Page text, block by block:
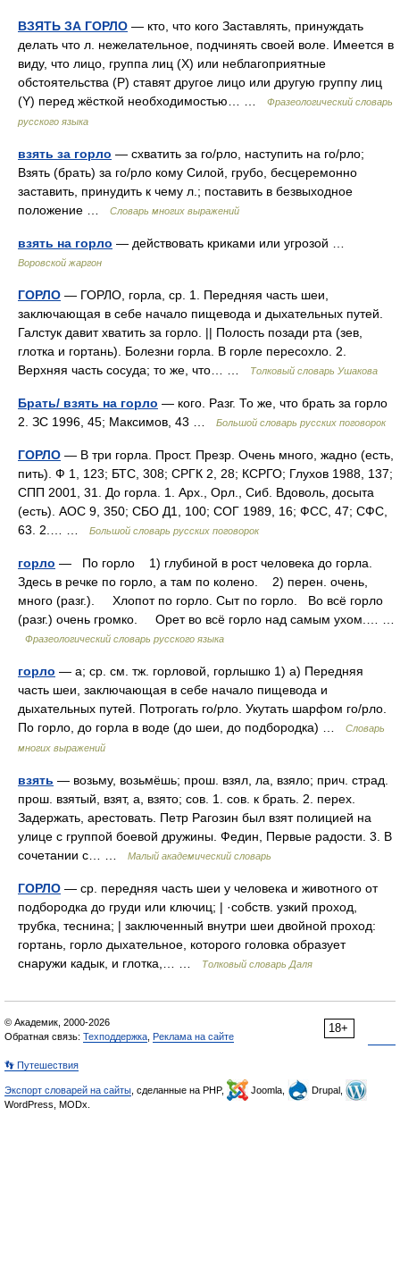
ВЗЯТЬ ЗА ГОРЛО — кто, что кого Заставлять, принуждать
делать что л. нежелательное, подчинять своей воле. Имеется в
виду, что лицо, группа лиц (Х) или неблагоприятные
обстоятельства (Р) ставят другое лицо или другую группу лиц
(Y) перед жёсткой необходимостью… …
Фразеологический словарь
русского языка
взять за горло — схватить за го/рло, наступить на го/рло;
Взять (брать) за го/рло кому Силой, грубо, бесцеремонно
заставить, принудить к чему л.; поставить в безвыходное
положение …
Словарь многих выражений
взять на горло — действовать криками или угрозой …
Воровской жаргон
ГОРЛО — ГОРЛО, горла, ср. 1. Передняя часть шеи,
заключающая в себе начало пищевода и дыхательных путей.
Галстук давит хватить за горло. || Полость позади рта (зев,
глотка и гортань). Болезни горла. В горле пересохло. 2.
Верхняя часть сосуда; то же, что… …
Толковый словарь Ушакова
Брать/ взять на горло — кого. Разг. То же, что брать за горло
2. ЗС 1996, 45; Максимов, 43 …
Большой словарь русских поговорок
ГОРЛО — В три горла. Прост. Презр. Очень много, жадно (есть,
пить). Ф 1, 123; БТС, 308; СРГК 2, 28; КСРГО; Глухов 1988, 137;
СПП 2001, 31. До горла. 1. Арх., Орл., Сиб. Вдоволь, досыта
(есть). АОС 9, 350; СБО Д1, 100; СОГ 1989, 16; ФСС, 47; СФС,
63. 2.… …
Большой словарь русских поговорок
горло — По горло 1) глубиной в рост человека до горла.
Здесь в речке по горло, а там по колено. 2) перен. очень,
много (разг.). Хлопот по горло. Сыт по горло. Во всё горло
(разг.) очень громко. Орет во всё горло над самым ухом.… …
Фразеологический словарь русского языка
горло — а; ср. см. тж. горловой, горлышко 1) а) Передняя
часть шеи, заключающая в себе начало пищевода и
дыхательных путей. Потрогать го/рло. Укутать шарфом го/рло.
По горло, до горла в воде (до шеи, до подбородка) …
Словарь
многих выражений
взять — возьму, возьмёшь; прош. взял, ла, взяло; прич. страд.
прош. взятый, взят, а, взято; сов. 1. сов. к брать. 2. перех.
Задержать, арестовать. Петр Рагозин был взят полицией на
улице с группой боевой дружины. Федин, Первые радости. 3. В
сочетании с… …
Малый академический словарь
ГОРЛО — ср. передняя часть шеи у человека и животного от
подбородка до груди или ключиц; | ·собств. узкий проход,
трубка, теснина; | заключенный внутри шеи двойной проход:
гортань, горло дыхательное, которого головка образует
снаружи кадык, и глотка,… …
Толковый словарь Даля
18+
© Академик, 2000-2026
Обратная связь: Техподдержка Реклама на сайте
👣 Путешествия
Экспорт словарей на сайты , сделанные на PHP, Joomla,
Drupal,
WordPress, MODx.